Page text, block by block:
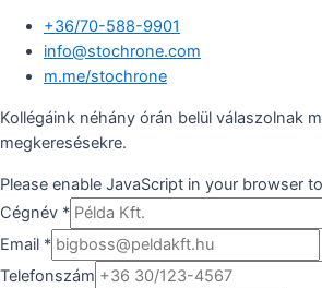
+36/70-588-9901
info@stochrone.com
m.me/stochrone
Kollégáink néhány órán belül válaszolnak
megkeresésekre.
Please enable JavaScript in your browser
Cégnév *
Email *
Telefonszám